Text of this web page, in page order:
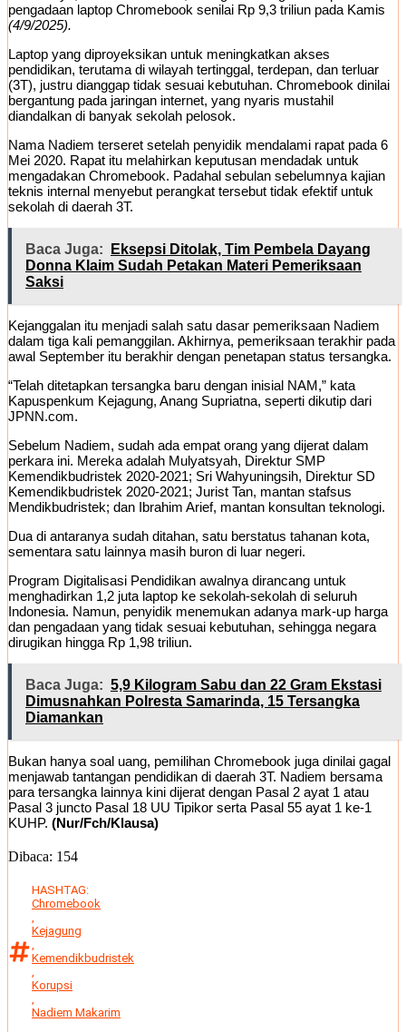
pengadaan laptop Chromebook senilai Rp 9,3 triliun pada Kamis
(4/9/2025).
Laptop yang diproyeksikan untuk meningkatkan akses
pendidikan, terutama di wilayah tertinggal, terdepan, dan terluar
(3T), justru dianggap tidak sesuai kebutuhan. Chromebook dinilai
bergantung pada jaringan internet, yang nyaris mustahil
diandalkan di banyak sekolah pelosok.
Nama Nadiem terseret setelah penyidik mendalami rapat pada 6
Mei 2020. Rapat itu melahirkan keputusan mendadak untuk
mengadakan Chromebook. Padahal sebulan sebelumnya kajian
teknis internal menyebut perangkat tersebut tidak efektif untuk
sekolah di daerah 3T.
Baca Juga:
Eksepsi Ditolak, Tim Pembela Dayang
Donna Klaim Sudah Petakan Materi Pemeriksaan
Saksi
Kejanggalan itu menjadi salah satu dasar pemeriksaan Nadiem
dalam tiga kali pemanggilan. Akhirnya, pemeriksaan terakhir pada
awal September itu berakhir dengan penetapan status tersangka.
“Telah ditetapkan tersangka baru dengan inisial NAM,” kata
Kapuspenkum Kejagung, Anang Supriatna, seperti dikutip dari
JPNN.com.
Sebelum Nadiem, sudah ada empat orang yang dijerat dalam
perkara ini. Mereka adalah Mulyatsyah, Direktur SMP
Kemendikbudristek 2020-2021; Sri Wahyuningsih, Direktur SD
Kemendikbudristek 2020-2021; Jurist Tan, mantan stafsus
Mendikbudristek; dan Ibrahim Arief, mantan konsultan teknologi.
Dua di antaranya sudah ditahan, satu berstatus tahanan kota,
sementara satu lainnya masih buron di luar negeri.
Program Digitalisasi Pendidikan awalnya dirancang untuk
menghadirkan 1,2 juta laptop ke sekolah-sekolah di seluruh
Indonesia. Namun, penyidik menemukan adanya mark-up harga
dan pengadaan yang tidak sesuai kebutuhan, sehingga negara
dirugikan hingga Rp 1,98 triliun.
Baca Juga: 5,9 Kilogram Sabu dan 22 Gram Ekstasi
Dimusnahkan Polresta Samarinda, 15 Tersangka
Diamankan
Bukan hanya soal uang, pemilihan Chromebook juga dinilai gagal
menjawab tantangan pendidikan di daerah 3T. Nadiem bersama
para tersangka lainnya kini dijerat dengan Pasal 2 ayat 1 atau
Pasal 3 juncto Pasal 18 UU Tipikor serta Pasal 55 ayat 1 ke-1
KUHP. (Nur/Fch/Klausa)
Dibaca: 154
HASHTAG:
Chromebook
,
Kejagung
,
Kemendikbudristek
,
Korupsi
,
Nadiem Makarim